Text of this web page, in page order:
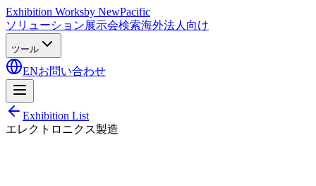
Exhibition Worksby NewPacific
ソリューション展示会検索海外法人向け
ツール
ENお問い合わせ
Exhibition List
エレクトロニクス製造